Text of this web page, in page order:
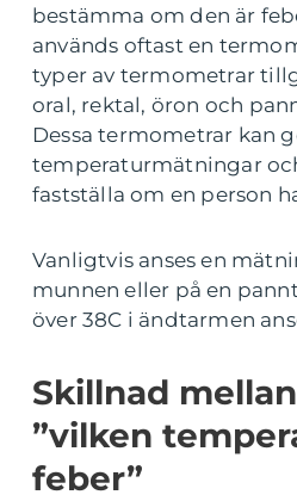
bestämma om den är
används oftast en
typer av termometrar
oral, rektal, öron och
Dessa termometrar kan
temperaturmätningar
fastställa om en person
Vanligtvis anses en
munnen eller på en
över 38C i ändtarmen
Skillnad
”vilken
feber”